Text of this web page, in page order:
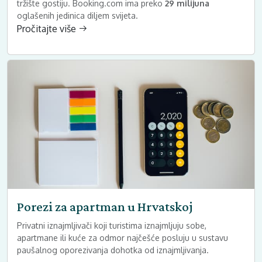
tržište gostiju. Booking.com ima preko 29 milijuna
oglašenih jedinica diljem svijeta.
Pročitajte više
Porezi za apartman u Hrvatskoj
Privatni iznajmljivači koji turistima iznajmljuju sobe,
apartmane ili kuće za odmor najčešće posluju u sustavu
paušalnog oporezivanja dohotka od iznajmljivanja.